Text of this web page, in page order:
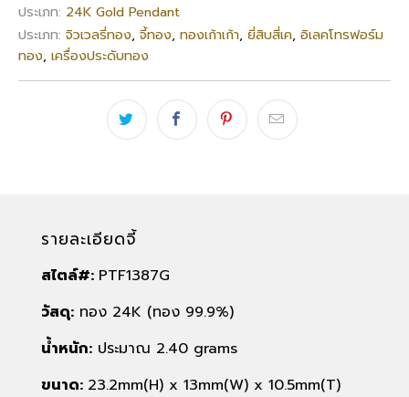
ประเภท: 24K Gold Pendant
ประเภท: จิวเวลรี่ทอง, จี้ทอง, ทองเก้าเก้า, ยี่สิบสี่เค, อิเลคโทรฟอร์ม
ทอง, เครื่องประดับทอง
รายละเอียดจี้
สไตล์#: PTF1387G
วัสดุ:ทอง 24K (ทอง 99.9%)
น้ำหนัก:ประมาณ 2.40 grams
ขนาด: 23.2mm(H) x 13mm(W) x 10.5mm(T)